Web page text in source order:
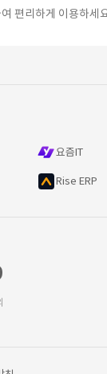
편리하게 이용하세
요즘IT
Rise ERP